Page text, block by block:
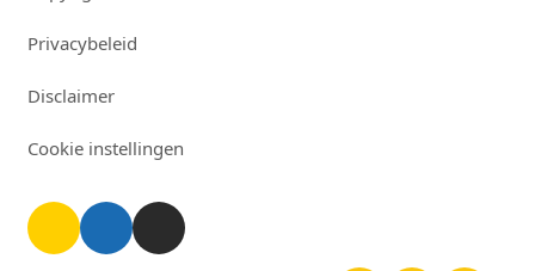
Privacybeleid
Disclaimer
Cookie instellingen